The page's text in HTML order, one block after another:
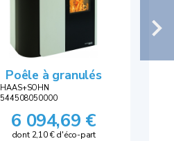
Poêle à granulés
HAAS+SOHN
544508050000
6 094,69 €
dont 2,10 € d'éco-part